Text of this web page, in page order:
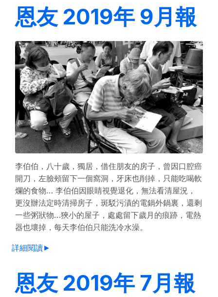
恩友 2019年 9月報
李伯伯，八十歲，獨居，借住朋友的房子，曾因口腔癌
開刀，左臉頰留下一個窩洞，牙床也削掉，只能吃喝軟
爛的食物… 李伯伯因眼睛視覺退化，無法看清屋況，
更沒辦法定時清掃房子，斑駁污漬的電鍋外鍋裏，還剩
一些粥狀物…狹小的屋子，處處留下歲月的痕跡，電熱
器也壞掉，每天李伯伯只能洗冷水澡。
詳細閱讀►
恩友 2019年 7月報